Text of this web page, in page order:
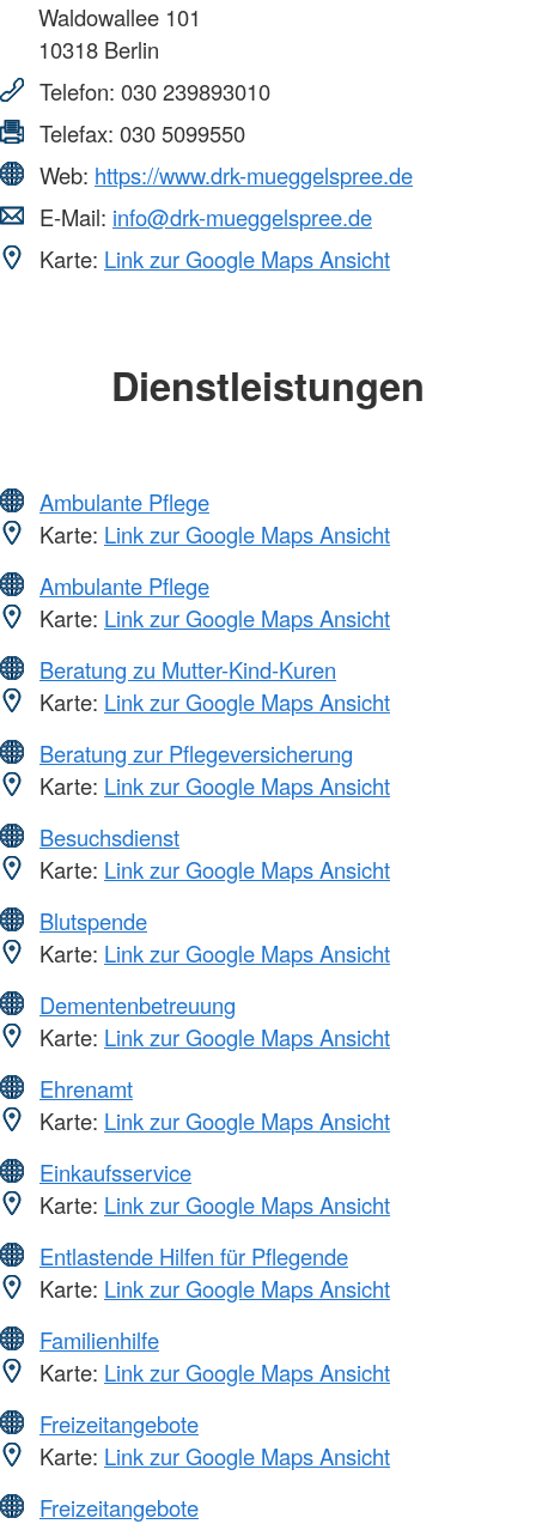
Waldowallee 101
10318 Berlin
Telefon: 030 239893010
Telefax: 030 5099550
Web: https://www.drk-mueggelspree.de
E-Mail: info@drk-mueggelspree.de
Karte: Link zur Google Maps Ansicht
Dienstleistungen
Ambulante Pflege
Karte: Link zur Google Maps Ansicht
Ambulante Pflege
Karte: Link zur Google Maps Ansicht
Beratung zu Mutter-Kind-Kuren
Karte: Link zur Google Maps Ansicht
Beratung zur Pflegeversicherung
Karte: Link zur Google Maps Ansicht
Besuchsdienst
Karte: Link zur Google Maps Ansicht
Blutspende
Karte: Link zur Google Maps Ansicht
Dementenbetreuung
Karte: Link zur Google Maps Ansicht
Ehrenamt
Karte: Link zur Google Maps Ansicht
Einkaufsservice
Karte: Link zur Google Maps Ansicht
Entlastende Hilfen für Pflegende
Karte: Link zur Google Maps Ansicht
Familienhilfe
Karte: Link zur Google Maps Ansicht
Freizeitangebote
Karte: Link zur Google Maps Ansicht
Freizeitangebote